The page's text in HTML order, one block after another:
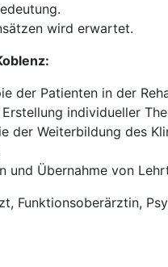
wird erwartet.
der Patienten in der
individueller
der Weiterbildung des
und Übernahme von
Funktionsoberärztin,